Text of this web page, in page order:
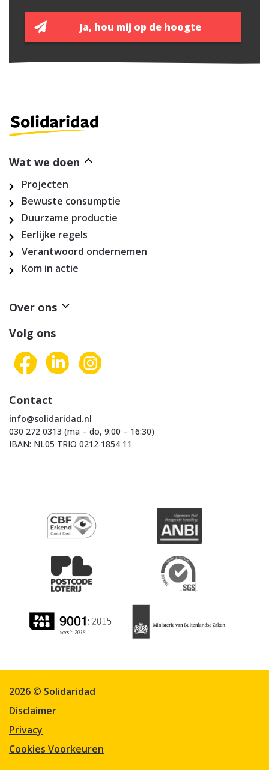
Wat we doen
Projecten
Bewuste consumptie
Duurzame productie
Eerlijke regels
Verantwoord ondernemen
Kom in actie
Over ons
Volg ons
Contact
info@solidaridad.nl
030 272 0313 (ma – do, 9:00 – 16:30)
IBAN: NL05 TRIO 0212 1854 11
2026 © Solidaridad
Disclaimer
Privacy
Cookies Voorkeuren